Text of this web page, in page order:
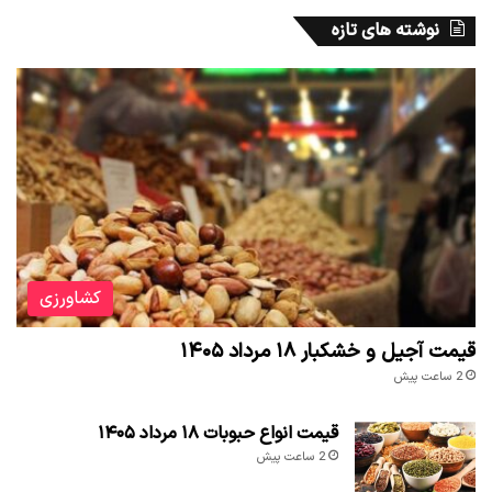
نوشته های تازه
کشاورزی
قیمت آجیل و خشکبار ۱۸ مرداد ۱۴۰۵
2 ساعت پیش
قیمت انواع حبوبات ۱۸ مرداد ۱۴۰۵
2 ساعت پیش